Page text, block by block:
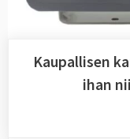
Kaupallisen
ihan